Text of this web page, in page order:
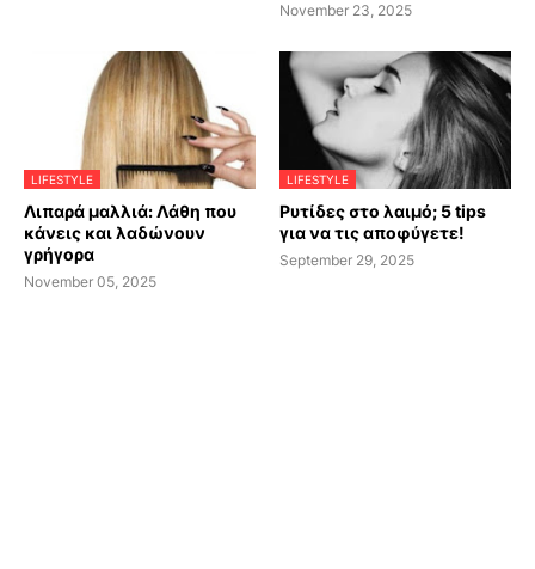
November 23, 2025
LIFESTYLE
Λιπαρά μαλλιά: Λάθη που
κάνεις και λαδώνουν
γρήγορα
November 05, 2025
LIFESTYLE
Ρυτίδες στο λαιμό; 5 tips
για να τις αποφύγετε!
September 29, 2025